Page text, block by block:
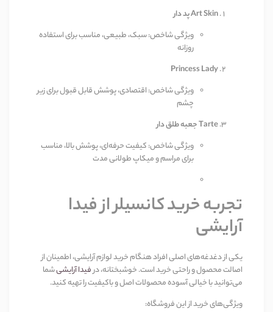
Art Skin پد دار
ویژگی شاخص: سبک، طبیعی، مناسب برای استفاده
روزانه
Princess Lady
ویژگی شاخص: اقتصادی، پوشش قابل قبول برای زیر
چشم
Tarte جعبه طلق دار
ویژگی شاخص: کیفیت حرفه‌ای، پوشش بالا، مناسب
برای مراسم و میکاپ طولانی مدت
تجربه خرید کانسیلر از فیدا
آرایشی
یکی از دغدغه‌های اصلی افراد هنگام خرید لوازم آرایشی، اطمینان از
اصالت محصول و راحتی خرید است. خوشبختانه، درفیدا آرایشیشما
می‌توانید با خیالی آسوده محصولات اصل و باکیفیت را تهیه کنید.
ویژگی‌های خرید از این فروشگاه: